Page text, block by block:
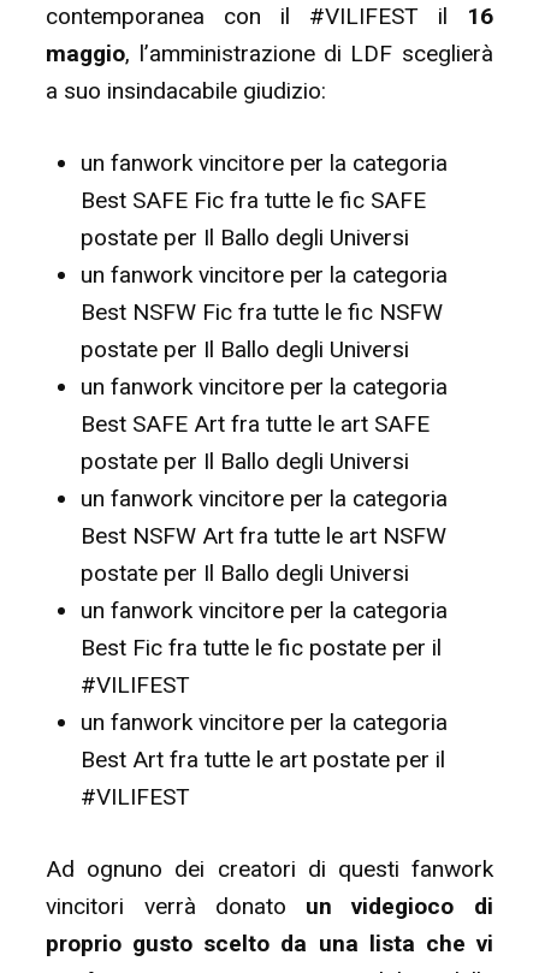
contemporanea con il #VILIFEST il
16
maggio, l’amministrazione di LDF sceglierà
a suo insindacabile giudizio:
un fanwork vincitore per la categoria
Best SAFE Fic fra tutte le fic SAFE
postate per Il Ballo degli Universi
un fanwork vincitore per la categoria
Best NSFW Fic fra tutte le fic NSFW
postate per Il Ballo degli Universi
un fanwork vincitore per la categoria
Best SAFE Art fra tutte le art SAFE
postate per Il Ballo degli Universi
un fanwork vincitore per la categoria
Best NSFW Art fra tutte le art NSFW
postate per Il Ballo degli Universi
un fanwork vincitore per la categoria
Best Fic fra tutte le fic postate per il
#VILIFEST
un fanwork vincitore per la categoria
Best Art fra tutte le art postate per il
#VILIFEST
Ad ognuno dei creatori di questi fanwork
vincitori verrà donato un videgioco di
proprio gusto scelto da una lista che vi